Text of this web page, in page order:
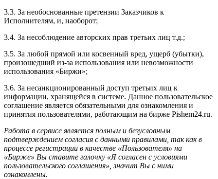
3.3. За необоснованные претензии Заказчиков к
Исполнителям, и, наоборот;
3.4. За несоблюдение авторских прав третьих лиц т.д.;
3.5. За любой прямой или косвенный вред, ущерб (убытки),
произошедший из-за использования или невозможности
использования «Биржи»;
3.6. За несанкционированный доступ третьих лиц к
информации, хранящейся в системе. Данное пользовательское
соглашение является обязательными для ознакомления и
принятия пользователями, работающим на бирже Pishem24.ru.
Работа в сервисе является полным и безусловным
подтверждением согласия с данными правилами, так как в
процессе регистрации в качестве «Пользователя» на
«Бирже» Вы ставите галочку «Я согласен с условиями
пользовательского соглашения», значит Вы с ними
ознакомлены.